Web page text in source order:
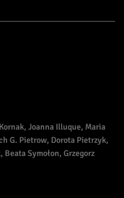
Joanna Illuque, Maria
G. Pietrow, Dorota Pietrzyk,
Beata Symołon, Grzegorz